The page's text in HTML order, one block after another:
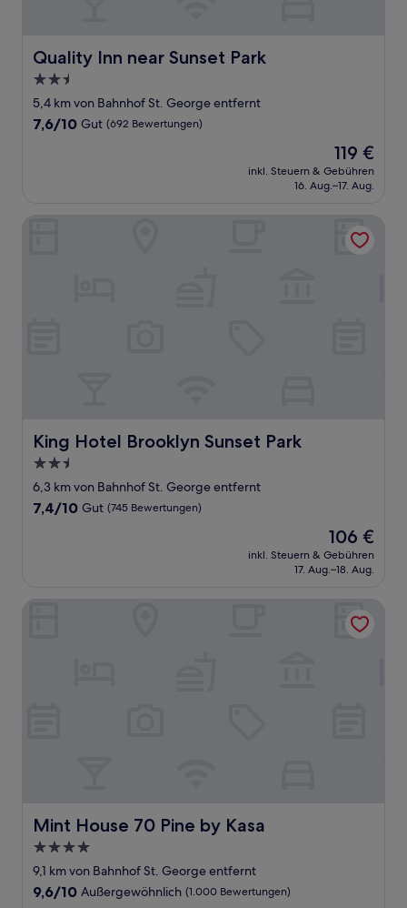
Quality Inn near Sunset Park
Quality Inn near Sunset Park
2.5-
Sterne-
Unterkunft
5,4 km von Bahnhof St. George entfernt
7.6
7,6/10 Gut (692 Bewertungen)
Der
Preis
beträgt
119 €
inkl. Steuern & Gebühren
16. Aug.–17. Aug.
King Hotel Brooklyn Sunset Park
King Hotel Brooklyn Sunset Park
2.5-
Sterne-
Unterkunft
6,3 km von Bahnhof St. George entfernt
7.4
7,4/10 Gut (745 Bewertungen)
Der
Preis
beträgt
106 €
inkl. Steuern & Gebühren
17. Aug.–18. Aug.
Mint House 70 Pine by Kasa
Mint House 70 Pine by Kasa
4.0-
Sterne-
Unterkunft
9,1 km von Bahnhof St. George entfernt
9.6
9,6/10 Außergewöhnlich (1.000 Bewertungen)